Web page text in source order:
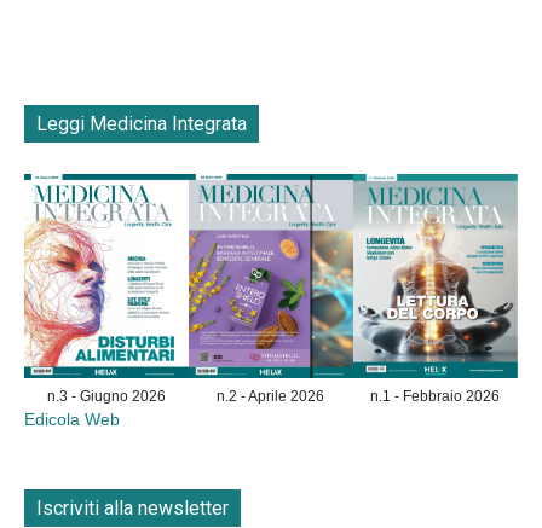
Leggi Medicina Integrata
n.3 - Giugno 2026 n.2 - Aprile 2026 n.1 - Febbraio 2026
Edicola Web
Iscriviti alla newsletter